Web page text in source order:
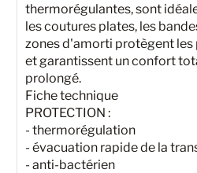
thermorégulantes, sont
les coutures plates, les
zones d'amorti protègent
et garantissent un confort
prolongé.
Fiche technique
PROTECTION :
- thermorégulation
- évacuation rapide de la
- anti-bactérien